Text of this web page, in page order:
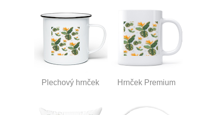
Plechový hrnček Hrnček Premium